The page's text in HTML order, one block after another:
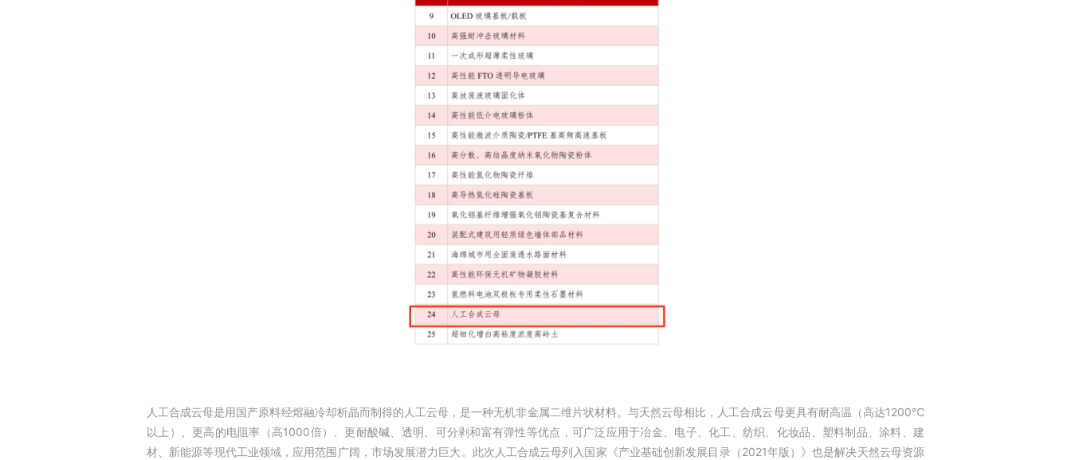
人工合成云母是用国产原料经熔融冷却析晶而制得的人工云母，是一种无机非金属二维片状材料。与天然云母相比，人工合成云母更具有耐高温（高达1200℃
以上）、更高的电阻率（高1000倍）、更耐酸碱、透明、可分剥和富有弹性等优点，可广泛应用于冶金、电子、化工、纺织、化妆品、塑料制品、涂料、建
材、新能源等现代工业领域，应用范围广阔，市场发展潜力巨大。此次人工合成云母列入国家《产业基础创新发展目录（2021年版）》也是解决天然云母资源